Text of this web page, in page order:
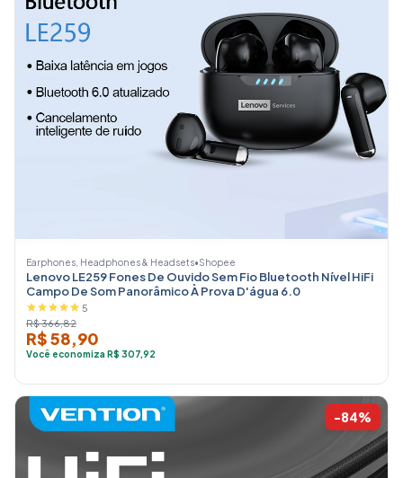
Earphones, Headphones & Headsets•Shopee
Lenovo LE259 Fones De Ouvido Sem Fio Bluetooth Nível HiFi
Campo De Som Panorâmico À Prova D'água 6.0
5
R$ 366,82
R$ 58,90
Você economiza R$ 307,92
-84%